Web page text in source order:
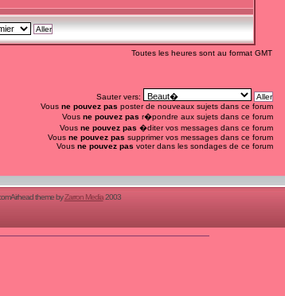
Toutes les heures sont au format GMT
Sauter vers:
Vous ne pouvez pas poster de nouveaux sujets dans ce forum
Vous ne pouvez pas r�pondre aux sujets dans ce forum
Vous ne pouvez pas �diter vos messages dans ce forum
Vous ne pouvez pas supprimer vos messages dans ce forum
Vous ne pouvez pas voter dans les sondages de ce forum
Airhead theme byZarron Media2003